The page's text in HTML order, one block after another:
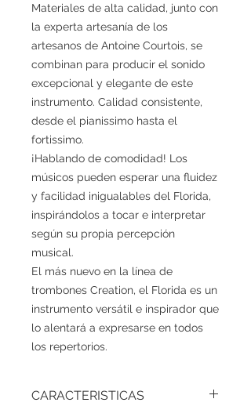
Materiales de alta calidad, junto con
la experta artesanía de los
artesanos de Antoine Courtois, se
combinan para producir el sonido
excepcional y elegante de este
instrumento. Calidad consistente,
desde el pianissimo hasta el
fortissimo.
¡Hablando de comodidad! Los
músicos pueden esperar una fluidez
y facilidad inigualables del Florida,
inspirándolos a tocar e interpretar
según su propia percepción
musical.
El más nuevo en la línea de
trombones Creation, el Florida es un
instrumento versátil e inspirador que
lo alentará a expresarse en todos
los repertorios.
CARACTERISTICAS